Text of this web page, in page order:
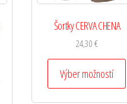
Šortky CERVA CHENA
24,30€
Výber možností